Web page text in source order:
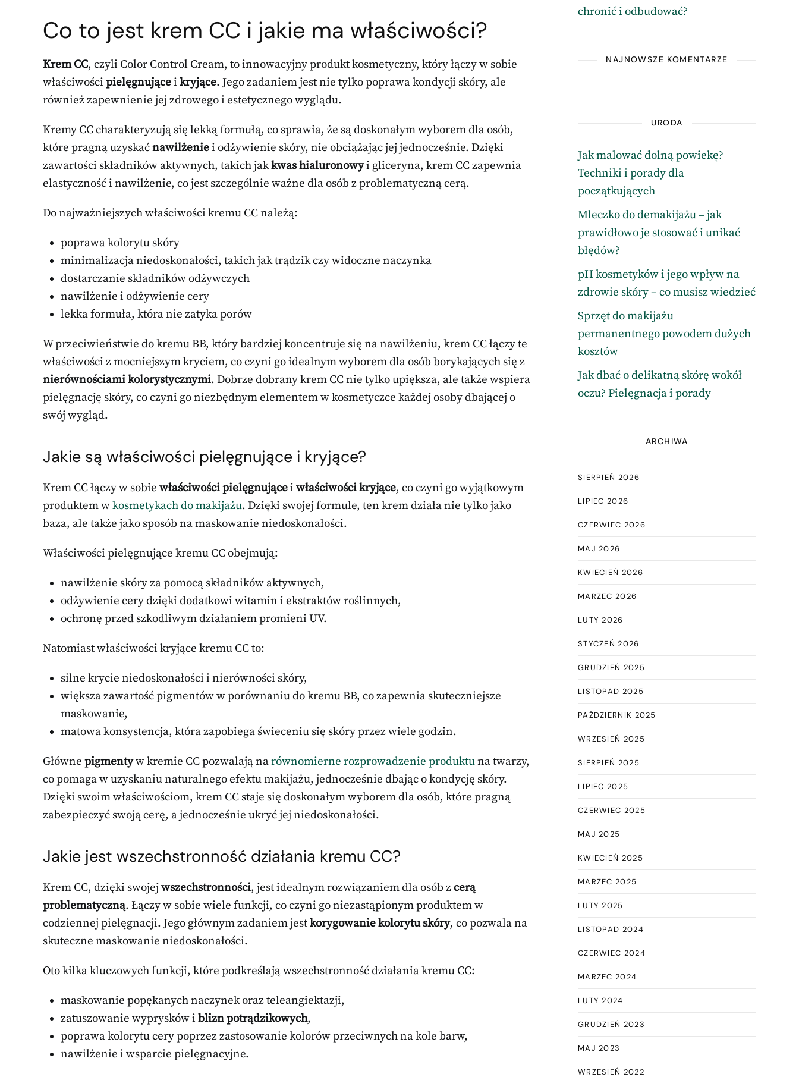
Co to jest krem CC i jakie ma właściwości?
Krem CC, czyli Color Control Cream, to innowacyjny produkt kosmetyczny, który łączy w sobie
właściwości pielęgnującei kryjące. Jego zadaniem jest nie tylko poprawa kondycji skóry, ale
również zapewnienie jej zdrowego i estetycznego wyglądu.
Kremy CC charakteryzują się lekką formułą, co sprawia, że są doskonałym wyborem dla osób,
które pragną uzyskaćnawilżeniei odżywienie skóry, nie obciążając jej jednocześnie. Dzięki
zawartości składników aktywnych, takich jakkwas hialuronowyi gliceryna, krem CC zapewnia
elastyczność i nawilżenie, co jest szczególnie ważne dla osób z problematyczną cerą.
Do najważniejszych właściwości kremu CC należą:
poprawa kolorytu skóry
minimalizacja niedoskonałości, takich jak trądzik czy widoczne naczynka
dostarczanie składników odżywczych
nawilżenie i odżywienie cery
lekka formuła, która nie zatyka porów
W przeciwieństwie do kremu BB, który bardziej koncentruje się na nawilżeniu, krem CC łączy te
właściwości z mocniejszym kryciem, co czyni go idealnym wyborem dla osób borykających się z
nierównościami kolorystycznymi. Dobrze dobrany krem CC nie tylko upiększa, ale także wspiera
pielęgnację skóry, co czyni go niezbędnym elementem w kosmetyczce każdej osoby dbającej o
swój wygląd.
Jakie są właściwości pielęgnujące i kryjące?
Krem CC łączy w sobie właściwości pielęgnującei właściwości kryjące, co czyni go wyjątkowym
produktem wkosmetykach do makijażu. Dzięki swojej formule, ten krem działa nie tylko jako
baza, ale także jako sposób na maskowanie niedoskonałości.
Właściwości pielęgnujące kremu CC obejmują:
nawilżenie skóry za pomocą składników aktywnych,
odżywienie cery dzięki dodatkowi witamin i ekstraktów roślinnych,
ochronę przed szkodliwym działaniem promieni UV.
Natomiast właściwości kryjące kremu CC to:
silne krycie niedoskonałości i nierówności skóry,
większa zawartość pigmentów w porównaniu do kremu BB, co zapewnia skuteczniejsze
maskowanie,
matowa konsystencja, która zapobiega świeceniu się skóry przez wiele godzin.
Główne pigmentyw kremie CC pozwalają narównomierne rozprowadzenie produktuna twarzy,
co pomaga w uzyskaniu naturalnego efektu makijażu, jednocześnie dbając o kondycję skóry.
Dzięki swoim właściwościom, krem CC staje się doskonałym wyborem dla osób, które pragną
zabezpieczyć swoją cerę, a jednocześnie ukryć jej niedoskonałości.
Jakie jest wszechstronność działania kremu CC?
Krem CC, dzięki swojejwszechstronności, jest idealnym rozwiązaniem dla osób zcerą
problematyczną. Łączy w sobie wiele funkcji, co czyni go niezastąpionym produktem w
codziennej pielęgnacji. Jego głównym zadaniem jestkorygowanie kolorytu skóry, co pozwala na
skuteczne maskowanie niedoskonałości.
Oto kilka kluczowych funkcji, które podkreślają wszechstronność działania kremu CC:
maskowanie popękanych naczynek oraz teleangiektazji,
zatuszowanie wyprysków i blizn potrądzikowych,
poprawa kolorytu cery poprzez zastosowanie kolorów przeciwnych na kole barw,
nawilżenie i wsparcie pielęgnacyjne.
chronić i odbudować?
NAJNOWSZE KOMENTARZE
URODA
Jak malować dolną powiekę?
Techniki i porady dla
początkujących
Mleczko do demakijażu – jak
prawidłowo je stosować i unikać
błędów?
pH kosmetyków i jego wpływ na
zdrowie skóry – co musisz wiedzieć
Sprzęt do makijażu
permanentnego powodem dużych
kosztów
Jak dbać o delikatną skórę wokół
oczu? Pielęgnacja i porady
ARCHIWA
SIERPIEŃ 2026
LIPIEC 2026
CZERWIEC 2026
MAJ 2026
KWIECIEŃ 2026
MARZEC 2026
LUTY 2026
STYCZEŃ 2026
GRUDZIEŃ 2025
LISTOPAD 2025
PAŹDZIERNIK 2025
WRZESIEŃ 2025
SIERPIEŃ 2025
LIPIEC 2025
CZERWIEC 2025
MAJ 2025
KWIECIEŃ 2025
MARZEC 2025
LUTY 2025
LISTOPAD 2024
CZERWIEC 2024
MARZEC 2024
LUTY 2024
GRUDZIEŃ 2023
MAJ 2023
WRZESIEŃ 2022